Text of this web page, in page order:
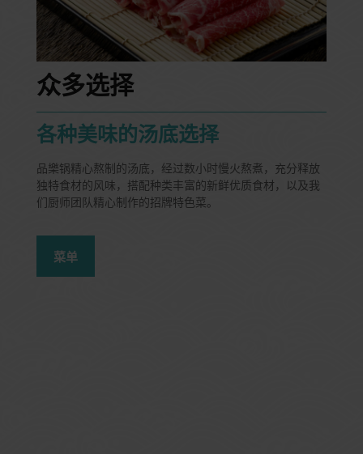
众多选择
各种美味的汤底选择
品樂锅精心熬制的汤底，经过数小时慢火熬煮，充分释放
独特食材的风味，搭配种类丰富的新鲜优质食材，以及我
们厨师团队精心制作的招牌特色菜。
菜单